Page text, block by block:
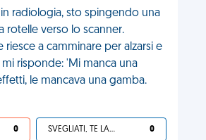
radiologia, sto spingendo una
rotelle verso lo scanner.
a camminare per alzarsi e
risponde: 'Mi manca una
le mancava una gamba.
0 SVEGLIATI, TE LA SEI CERCATA! 0